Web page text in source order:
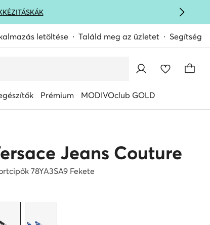
KÉZITÁSKÁK
letöltése Találd meg az üzletet Segítség
Prémium MODIVOclub GOLD
Jeans Couture
78YA3SA9 Fekete